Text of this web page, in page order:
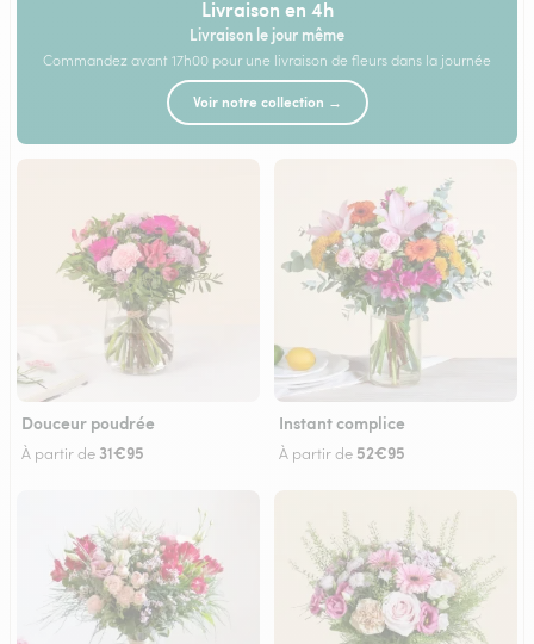
Livraison en 4h
Livraison le jour même
Commandez avant 17h00 pour une livraison de fleurs dans la journée
Voir notre collection →
Douceur poudrée
À partir de 31€95
Instant complice
À partir de 52€95